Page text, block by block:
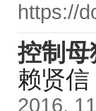
https://
控制
赖贤
2016,